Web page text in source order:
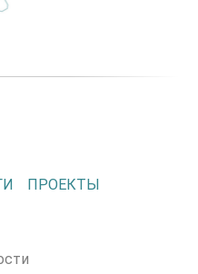
ПРОЕКТЫ